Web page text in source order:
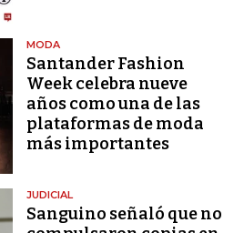
MODA
Santander Fashion
Week celebra nueve
años como una de las
plataformas de moda
más importantes
JUDICIAL
Sanguino señaló que no